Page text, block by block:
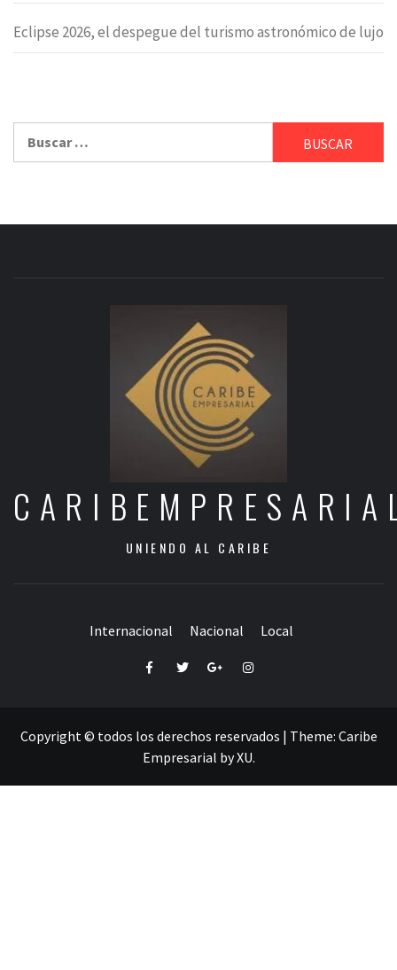
Eclipse 2026, el despegue del turismo astronómico de lujo
UNIENDO AL CARIBE
Internacional Nacional Local
FacebookTwitterGoogle+Instagram
Copyright © todos los derechos reservados | Theme: Caribe
Empresarial byXU.